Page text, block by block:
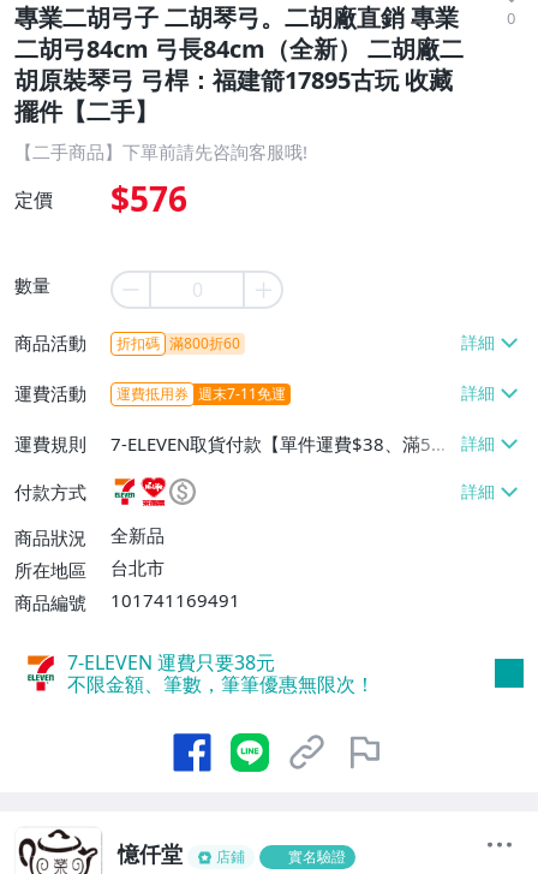
專業二胡弓子 二胡琴弓。二胡廠直銷 專業
二胡弓84cm 弓長84cm（全新） 二胡廠二
胡原裝琴弓 弓桿：福建箭17895古玩 收藏
擺件【二手】
0
【二手商品】下單前請先咨詢客服哦!
定價 $576
數量
商品活動 折扣碼 滿800折60
運費活動 運費抵用券 週末7-11免運
運費規則
7-ELEVEN取貨付款【單件運費$38、滿5件
或消費滿$500免運費】、萊爾富取貨付款
【單件運費$60、滿5件或消費滿$500免運
費】
付款方式
商品狀況
全新品
所在地區
台北市
商品編號
101741169491
7-ELEVEN 運費只要38元
不限金額、筆數，筆筆優惠無限次！
憶仟堂 店鋪 實名驗證